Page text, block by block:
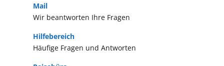
Häufige Fragen und Antworten
Hilfebereich
Wir beantworten Ihre Fragen
Mail